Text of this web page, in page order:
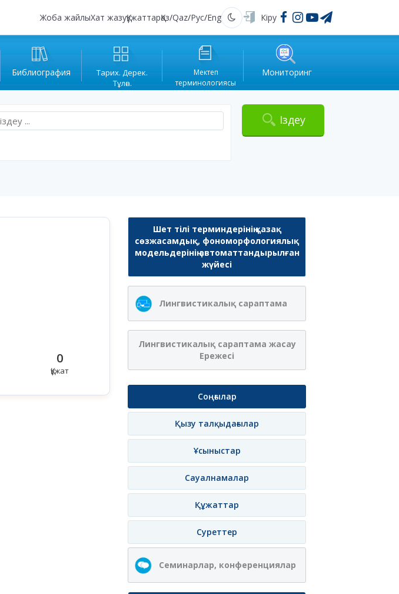
Жоба жайлыХат жазуҚұжаттарҚаз/Qaz/Рус/Eng Қараңғы Кіру
Библиография
Тарих. Дерек.
Тұлға.
Мектеп
терминологиясы
Мониторинг
Іздеу
0
Құжат
Шет тілі терминдерінің қазақ
сөзжасамдық, фономорфологиялық
модельдерінің автоматтандырылған
жүйесі
Лингвистикалық сараптама
Лингвистикалық сараптама жасау
Ережесі
Соңғылар
Қызу талқыдағылар
Ұсыныстар
Сауалнамалар
Құжаттар
Суреттер
Семинарлар, конференциялар